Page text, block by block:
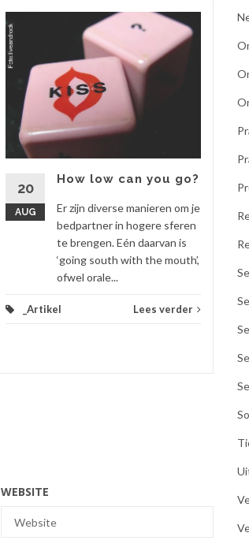
20
AUG
How low can you go?
Er zijn diverse manieren om je
bedpartner in hogere sferen
te brengen. Eén daarvan is
‘going south with the mouth’,
ofwel orale...
_Artikel Lees verder
WEBSITE